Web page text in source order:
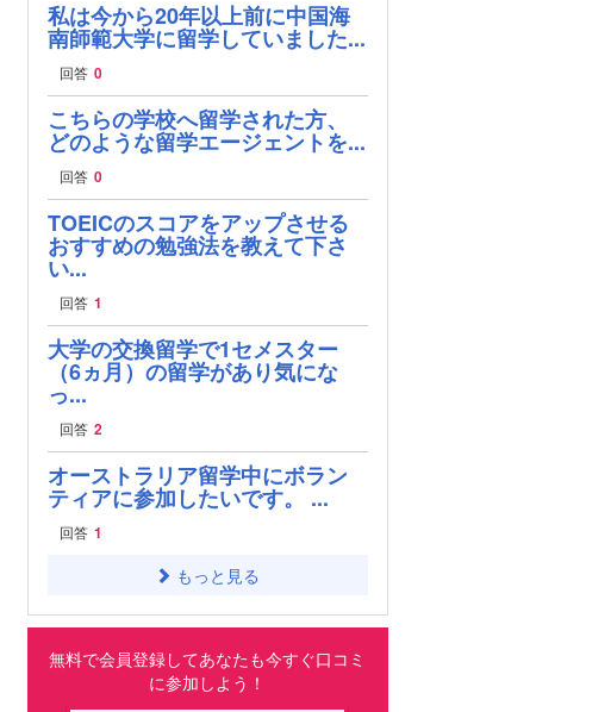
私は今から20年以上前に中国海
南師範大学に留学していました...
回答 0
こちらの学校へ留学された方、
どのような留学エージェントを...
回答 0
TOEICのスコアをアップさせる
おすすめの勉強法を教えて下さ
い...
回答 1
大学の交換留学で1セメスター
（6ヵ月）の留学があり気にな
っ...
回答 2
オーストラリア留学中にボラン
ティアに参加したいです。 ...
回答 1
もっと見る
無料で会員登録してあなたも今すぐ口コミ
に参加しよう！